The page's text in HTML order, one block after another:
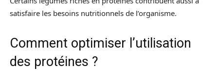
satisfaire les besoins nutritionnels de l’organisme.
Comment optimiser l’utilisation
des protéines ?